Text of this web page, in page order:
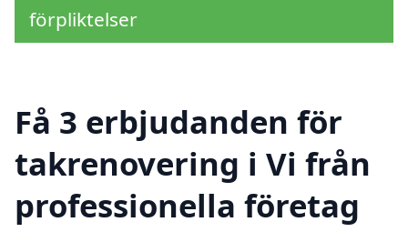
förpliktelser
Få 3 erbjudanden för
takrenovering i Vi från
professionella företag